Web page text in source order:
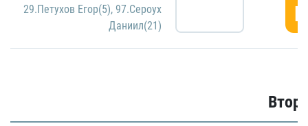
29.Петухов Егор(5), 97.Сероух
Даниил(21)